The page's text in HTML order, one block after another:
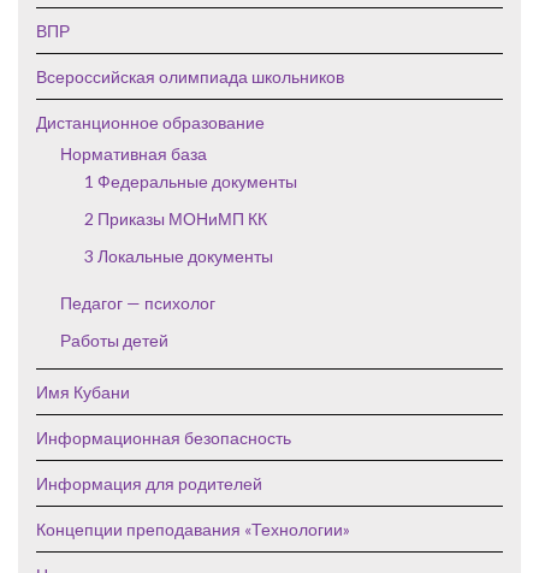
ВПР
Всероссийская олимпиада школьников
Дистанционное образование
Нормативная база
1 Федеральные документы
2 Приказы МОНиМП КК
3 Локальные документы
Педагог — психолог
Работы детей
Имя Кубани
Информационная безопасность
Информация для родителей
Концепции преподавания «Технологии»